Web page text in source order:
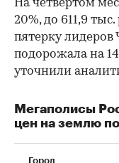
На четвертом
20%, до 611,9
пятерку лидеров
подорожала на
уточнили
Мегаполисы
цен на землю
Город